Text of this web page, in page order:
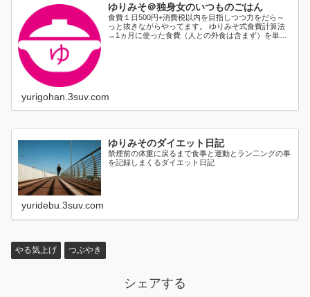
ゆりみそ＠独身女のいつものごはん
食費１日500円+消費税以内を目指しつつ力をだら～
っと抜きながらやってます。 ゆりみそ式食費計算法
→1ヵ月に使った食費（人との外食は含まず）を単純
yurigohan.3suv.com
ゆりみそのダイエット日記
禁煙前の体重に戻るまで食事と運動とラン二ングの事
を記録しまくるダイエット日記
yuridebu.3suv.com
やる気上げ つぶやき
シェアする